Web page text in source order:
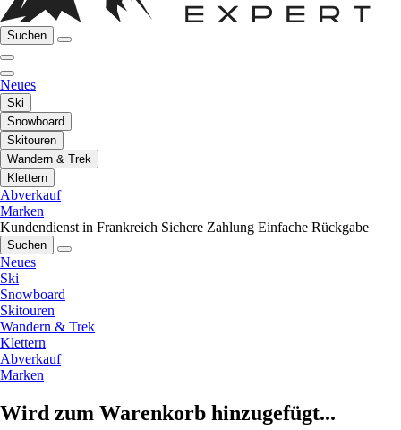
Suchen
Neues
Ski
Snowboard
Skitouren
Wandern & Trek
Klettern
Abverkauf
Marken
Kundendienst in Frankreich Sichere Zahlung Einfache Rückgabe
Suchen
Neues
Ski
Snowboard
Skitouren
Wandern & Trek
Klettern
Abverkauf
Marken
Wird zum Warenkorb hinzugefügt...